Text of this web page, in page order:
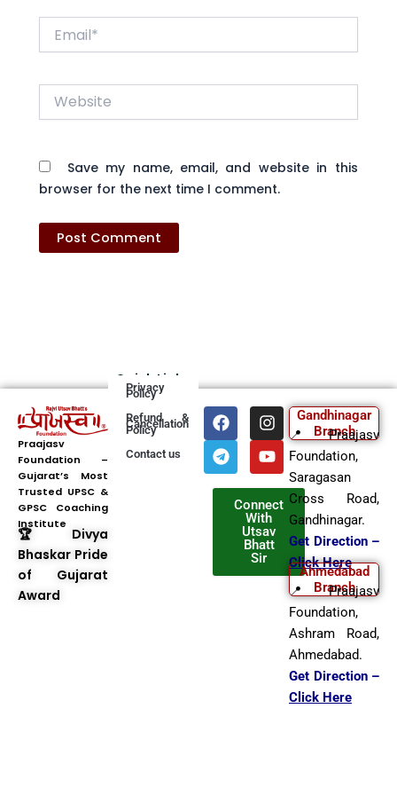
Website
Save my name, email, and website in this
browser for the next time I comment.
Praajasv
Foundation –
Gujarat’s Most
Trusted UPSC &
GPSC Coaching
Institute
🏆 Divya
Bhaskar Pride
of Gujarat
Award
Quick Links
Privacy
Policy
Refund &
Cancellation
Policy
Contact us
F
a
c
e
b
I
n
s
t
a
g
r
a
m
T
e
l
e
g
Y
o
u
t
u
b
e
Connect
With
Utsav
Bhatt
Sir
Gandhinagar
Branch
📍 Praajasv
Foundation,
Saragasan
Cross Road,
Gandhinagar.
Get Direction –
Click Here
Ahmedabad
Branch
📍 Praajasv
Foundation,
Ashram Road,
Ahmedabad.
Get Direction –
Click Here